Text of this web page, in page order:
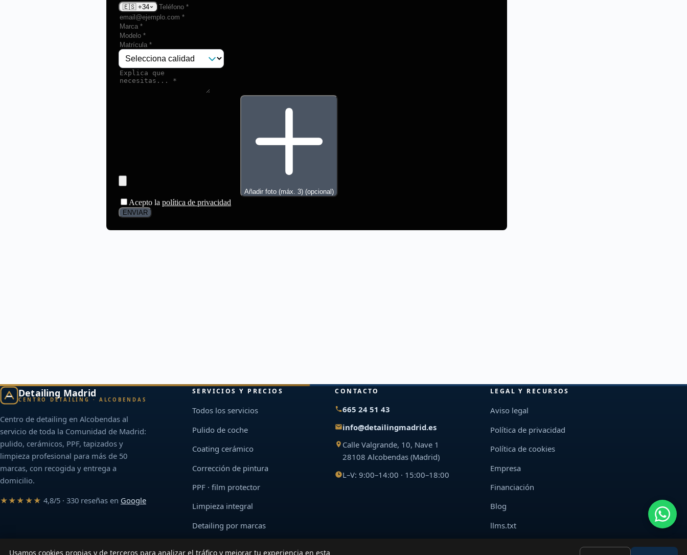
Detailing Madrid
CENTRO DETAILING · ALCOBENDAS
Centro de detailing en Alcobendas al
servicio de toda la Comunidad de Madrid:
pulido, cerámicos, PPF, tapizados y
limpieza profesional para más de 50
marcas, con recogida y entrega a
domicilio.
★★★★★ 4,8/5 · 330 reseñas en Google
SERVICIOS Y PRECIOS
Todos los servicios
Pulido de coche
Coating cerámico
Corrección de pintura
PPF · film protector
Limpieza integral
Detailing por marcas
CONTACTO
665 24 51 43
info@detailingmadrid.es
Calle Valgrande, 10, Nave 1
28108 Alcobendas (Madrid)
L–V: 9:00–14:00 · 15:00–18:00
LEGAL Y RECURSOS
Aviso legal
Política de privacidad
Política de cookies
Empresa
Financiación
Blog
llms.txt
Usamos cookies propias y de terceros para analizar el tráfico y mejorar tu experiencia en esta